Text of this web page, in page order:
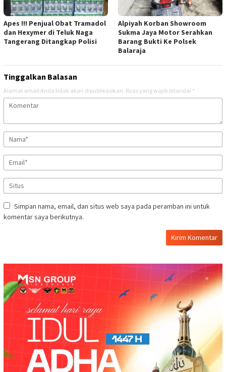
Apes !!! Penjual Obat Tramadol
dan Hexymer di Teluk Naga
Tangerang Ditangkap Polisi
Alpiyah Korban Showroom
Sukma Jaya Motor Serahkan
Barang Bukti Ke Polsek
Balaraja
Tinggalkan Balasan
Alamat email Anda tidak akan dipublikasikan. Ruas yang wajib ditandai *
Simpan nama, email, dan situs web saya pada peramban ini untuk
komentar saya berikutnya.